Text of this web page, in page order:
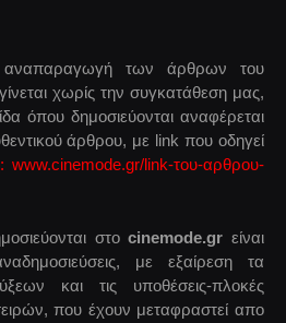
αναπαραγωγή των άρθρων του
χωρίς την συγκατάθεση μας,
όπου δημοσιεύονται αναφέρεται
άρθρου, με link που οδηγεί
www.cinemode.gr/link-του-αρθρου-
στοcinemode.gr είναι
με εξαίρεση τα
και τις υποθέσεις-πλοκές
που έχουν μεταφραστεί απο